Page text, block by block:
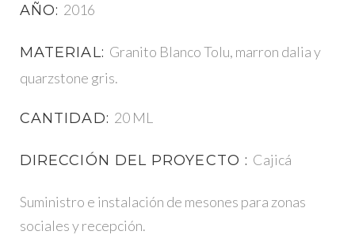
AÑO: 2016
MATERIAL: Granito Blanco Tolu, marron dalia y
quarzstone gris.
CANTIDAD: 20 ML
DIRECCIÓN DEL PROYECTO : Cajicá
Suministro e instalación de mesones para zonas
sociales y recepción.